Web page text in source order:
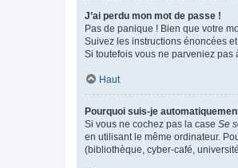
J’ai perdu mon mot de passe !
Pas de panique ! Bien que votre
Suivez les instructions énoncées
Si toutefois vous ne parveniez pas
Haut
Pourquoi suis-je
Si vous ne cochez pas la case Se
en utilisant le même ordinateur.
(bibliothèque, cyber-café,